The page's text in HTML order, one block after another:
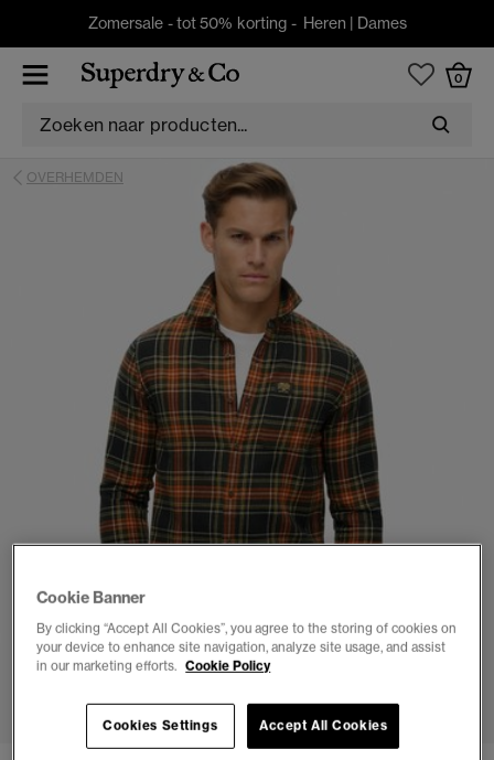
Zomersale - tot 50% korting - Heren | Dames
0
OVERHEMDEN
Cookie Banner
By clicking “Accept All Cookies”, you agree to the storing of cookies on
your device to enhance site navigation, analyze site usage, and assist
in our marketing efforts. Cookie Policy
Cookies Settings Accept All Cookies